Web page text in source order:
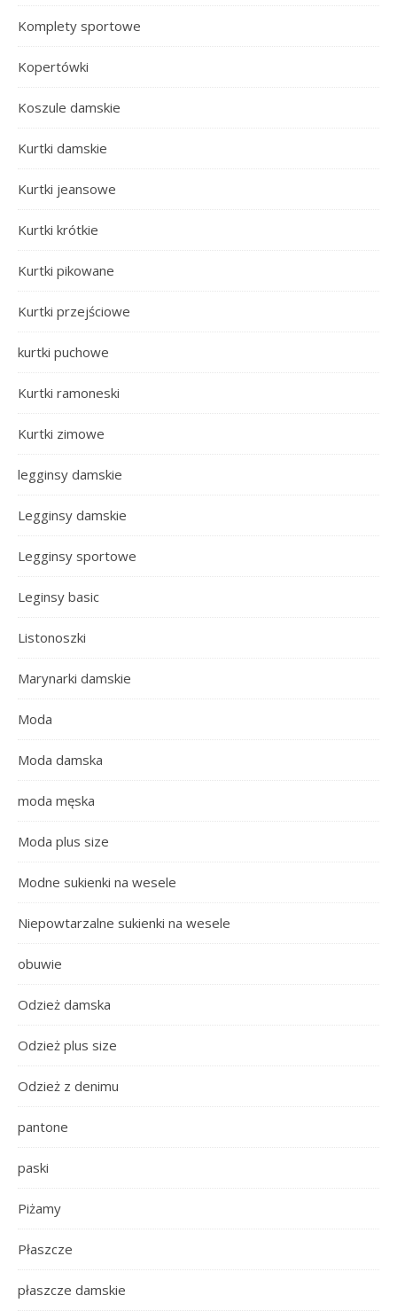
Komplety sportowe
Kopertówki
Koszule damskie
Kurtki damskie
Kurtki jeansowe
Kurtki krótkie
Kurtki pikowane
Kurtki przejściowe
kurtki puchowe
Kurtki ramoneski
Kurtki zimowe
legginsy damskie
Legginsy damskie
Legginsy sportowe
Leginsy basic
Listonoszki
Marynarki damskie
Moda
Moda damska
moda męska
Moda plus size
Modne sukienki na wesele
Niepowtarzalne sukienki na wesele
obuwie
Odzież damska
Odzież plus size
Odzież z denimu
pantone
paski
Piżamy
Płaszcze
płaszcze damskie